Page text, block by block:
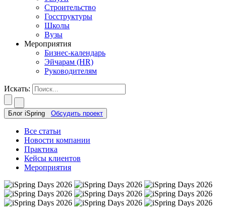
Строительство
Госструктуры
Школы
Вузы
Мероприятия
Бизнес-календарь
Эйчарам (HR)
Руководителям
Искать:
Блог iSpring Обсудить проект
Все статьи
Новости компании
Практика
Кейсы клиентов
Мероприятия